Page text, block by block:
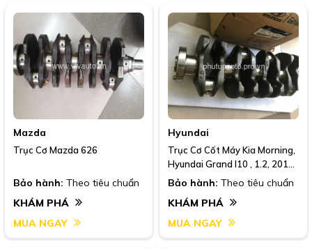
Mazda
Trục Cơ Mazda 626
Bảo hành: Theo tiêu chuẩn
KHÁM PHÁ
MUA NGAY
Hyundai
Trục Cơ Cốt Máy Kia Morning,
Hyundai Grand I10 , 1.2, 2012-
2017
Bảo hành: Theo tiêu chuẩn
KHÁM PHÁ
MUA NGAY